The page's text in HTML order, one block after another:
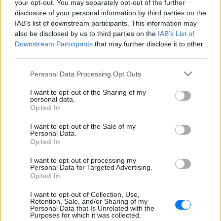
your opt-out. You may separately opt-out of the further
disclosure of your personal information by third parties on the
IAB’s list of downstream participants. This information may
also be disclosed by us to third parties on the IAB’s List of
Downstream Participants that may further disclose it to other
Personal Data Processing Opt Outs
I want to opt-out of the Sharing of my
personal data.
Opted In
I want to opt-out of the Sale of my
Personal Data.
Opted In
I want to opt-out of processing my
Personal Data for Targeted Advertising.
Opted In
I want to opt-out of Collection, Use,
Retention, Sale, and/or Sharing of my
Personal Data that Is Unrelated with the
Purposes for which it was collected.
Από πού ξεκινά η αμηχανία όταν σε
επαινούν
3 σημάδια πως χρειάζεσαι
βιταμίνη D
Το σώμα σου σου στέλνει μηνύματα… το
αγνοήσετε